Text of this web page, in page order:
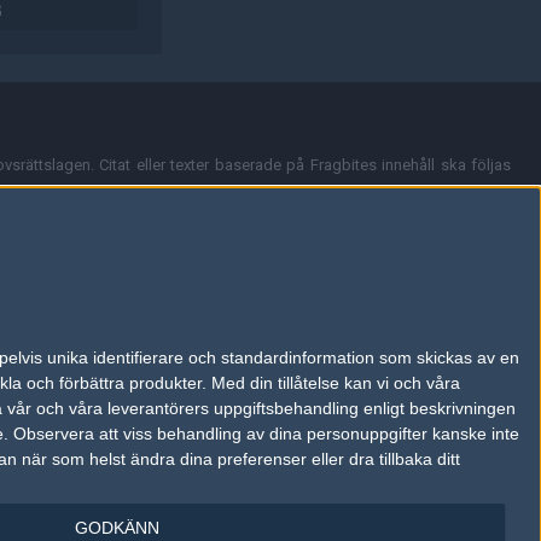
unika identifierare och standardinformation som skickas av en
och förbättra produkter. Med din tillåtelse kan vi och våra
och våra leverantörers uppgiftsbehandling enligt beskrivningen
Observera att viss behandling av dina personuppgifter kanske inte
när som helst ändra dina preferenser eller dra tillbaka ditt
GODKÄNN
Citat eller texter baserade på Fragbites innehåll ska följas
så som t.ex. användarnamn. Cookies sparas även när man deltar i
av cookies i din webbläsares inställningar eller välja att inte
kommunikation som trädde i kraft 25 juli 2003.